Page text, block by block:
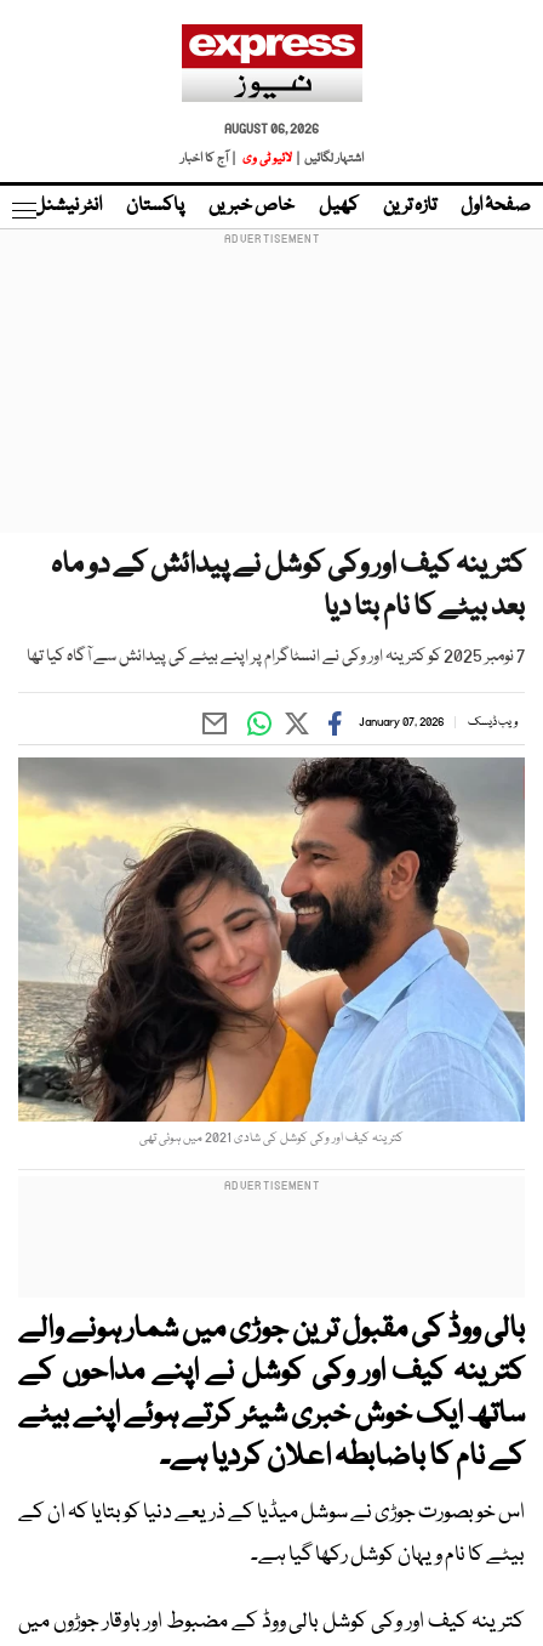
AUGUST 06, 2026
اشتہار لگائیں |
لائیو ٹی وی | آج کا اخبار
صفحۂ اول تازہ ترین کھیل خاص خبریں پاکستان انٹر نیشنل
کترینہ کیف اور وکی کوشل نے پیدائش کے دو ماہ
بعد بیٹے کا نام بتا دیا
7 نومبر 2025 کو کترینہ اور وکی نے انسٹاگرام پر اپنے بیٹے کی پیدائش سے آگاہ کیا تھا
ویب ڈیسک January 07, 2026
کترینہ کیف اور وکی کوشل کی شادی 2021 میں ہوئی تھی
بالی ووڈ کی مقبول ترین جوڑی میں شمار ہونے والے
کترینہ کیف اور وکی کوشل نے اپنے مداحوں کے
ساتھ ایک خوش خبری شیئر کرتے ہوئے اپنے بیٹے
کے نام کا باضابطہ اعلان کردیا ہے۔
اس خوبصورت جوڑی نے سوشل میڈیا کے ذریعے دنیا کو بتایا کہ ان کے
بیٹے کا نام ویہان کوشل رکھا گیا ہے۔
کترینہ کیف اور وکی کوشل بالی ووڈ کے مضبوط اور باوقار جوڑوں میں